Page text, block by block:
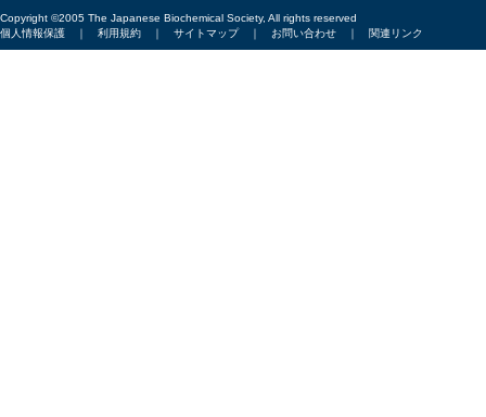
Copyright ©2005 The Japanese Biochemical Society, All rights reserved
個人情報保護 ｜ 利用規約 ｜ サイトマップ｜ お問い合わせ ｜ 関連リンク